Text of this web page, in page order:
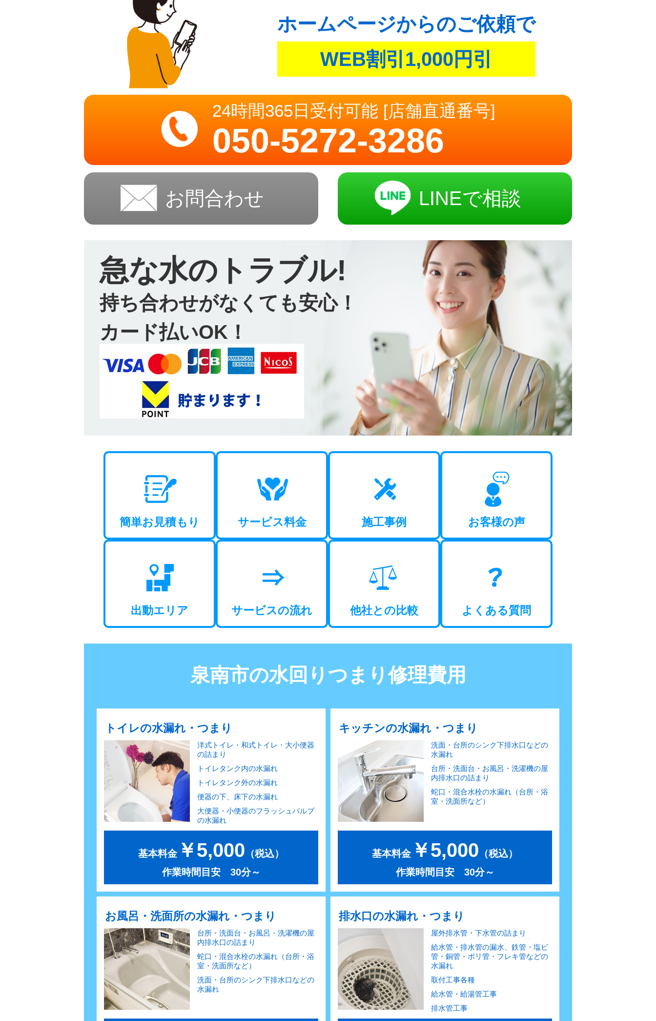
ホームページからのご依頼で
WEB割引1,000円引
24時間365日受付可能 [店舗直通番号]
050-5272-3286
お問合わせ LINEで相談
急な水のトラブル!
持ち合わせがなくても安心！
カード払いOK！
簡単お見積もり サービス料金 施工事例 お客様の声
出動エリア サービスの流れ 他社との比較 よくある質問
泉南市の水回りつまり修理費用
トイレの水漏れ・つまり
洋式トイレ・和式トイレ・大小便器
の詰まり
トイレタンク内の水漏れ
トイレタンク外の水漏れ
便器の下、床下の水漏れ
大便器・小便器のフラッシュバルブ
の水漏れ
基本料金￥5,000 （税込）
作業時間目安 30分～
キッチンの水漏れ・つまり
洗面・台所のシンク下排水口などの
水漏れ
台所・洗面台・お風呂・洗濯機の屋
内排水口の詰まり
蛇口・混合水栓の水漏れ（台所・浴
室・洗面所など）
基本料金￥5,000 （税込）
作業時間目安 30分～
お風呂・洗面所の水漏れ・つまり
台所・洗面台・お風呂・洗濯機の屋
内排水口の詰まり
蛇口・混合水栓の水漏れ（台所・浴
室・洗面所など）
洗面・台所のシンク下排水口などの
水漏れ
排水口の水漏れ・つまり
屋外排水管・下水管の詰まり
給水管・排水管の漏水、鉄管・塩ビ
管・銅管・ポリ管・フレキ管などの
水漏れ
取付工事各種
給水管・給湯管工事
排水管工事